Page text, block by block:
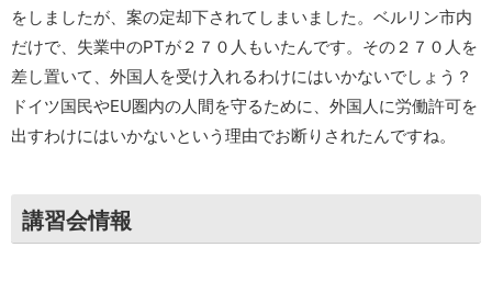
をしましたが、案の定却下されてしまいました。ベルリン市内
だけで、失業中のPTが２７０人もいたんです。その２７０人を
差し置いて、外国人を受け入れるわけにはいかないでしょう？
ドイツ国民やEU圏内の人間を守るために、外国人に労働許可を
出すわけにはいかないという理由でお断りされたんですね。
講習会情報